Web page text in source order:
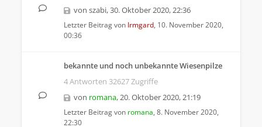
von szabi,30. Oktober 2020, 22:36
Letzter Beitrag von Irmgard, 10. November 2020,
00:36
bekannte und noch unbekannte Wiesenpilze
4 Antworten 32627 Zugriffe
von romana,20. Oktober 2020, 21:19
Letzter Beitrag von romana, 8. November 2020,
22:30